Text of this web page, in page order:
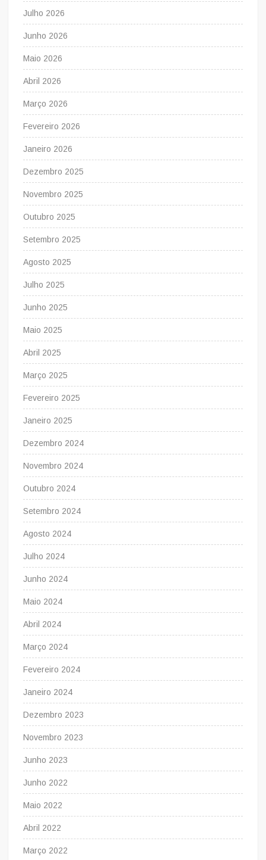
Julho 2026
Junho 2026
Maio 2026
Abril 2026
Março 2026
Fevereiro 2026
Janeiro 2026
Dezembro 2025
Novembro 2025
Outubro 2025
Setembro 2025
Agosto 2025
Julho 2025
Junho 2025
Maio 2025
Abril 2025
Março 2025
Fevereiro 2025
Janeiro 2025
Dezembro 2024
Novembro 2024
Outubro 2024
Setembro 2024
Agosto 2024
Julho 2024
Junho 2024
Maio 2024
Abril 2024
Março 2024
Fevereiro 2024
Janeiro 2024
Dezembro 2023
Novembro 2023
Junho 2023
Junho 2022
Maio 2022
Abril 2022
Março 2022